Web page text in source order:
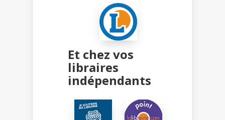
Et chez vos
libraires
indépendants